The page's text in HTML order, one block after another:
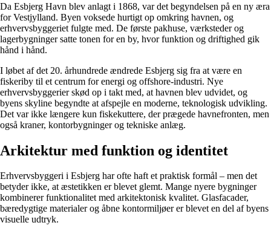
Da Esbjerg Havn blev anlagt i 1868, var det begyndelsen på en ny æra
for Vestjylland. Byen voksede hurtigt op omkring havnen, og
erhvervsbyggeriet fulgte med. De første pakhuse, værksteder og
lagerbygninger satte tonen for en by, hvor funktion og driftighed gik
hånd i hånd.
I løbet af det 20. århundrede ændrede Esbjerg sig fra at være en
fiskeriby til et centrum for energi og offshore-industri. Nye
erhvervsbyggerier skød op i takt med, at havnen blev udvidet, og
byens skyline begyndte at afspejle en moderne, teknologisk udvikling.
Det var ikke længere kun fiskekuttere, der prægede havnefronten, men
også kraner, kontorbygninger og tekniske anlæg.
Arkitektur med funktion og identitet
Erhvervsbyggeri i Esbjerg har ofte haft et praktisk formål – men det
betyder ikke, at æstetikken er blevet glemt. Mange nyere bygninger
kombinerer funktionalitet med arkitektonisk kvalitet. Glasfacader,
bæredygtige materialer og åbne kontormiljøer er blevet en del af byens
visuelle udtryk.